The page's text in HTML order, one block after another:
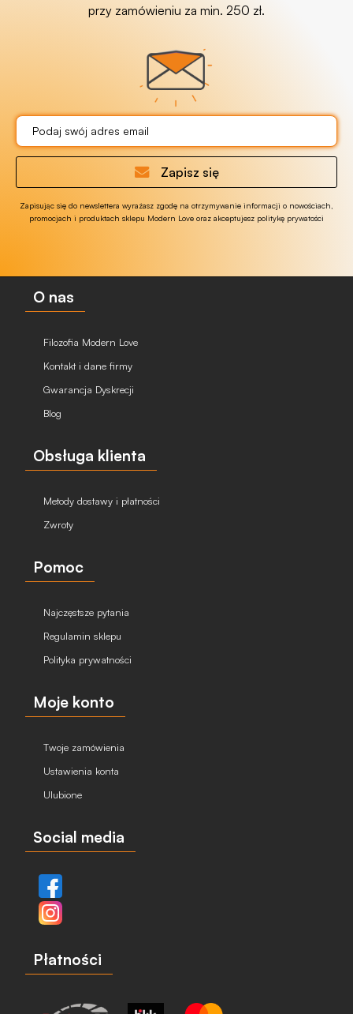
przy zamówieniu za min. 250 zł.
Zapisz się
Zapisując się do newslettera wyrażasz zgodę na otrzymywanie informacji o nowościach,
promocjach i produktach sklepu Modern Love oraz akceptujesz politykę prywatości
O nas
Filozofia Modern Love
Kontakt i dane firmy
Gwarancja Dyskrecji
Blog
Obsługa klienta
Metody dostawy i płatności
Zwroty
Pomoc
Najczęstsze pytania
Regulamin sklepu
Polityka prywatności
Moje konto
Twoje zamówienia
Ustawienia konta
Ulubione
Social media
Płatności